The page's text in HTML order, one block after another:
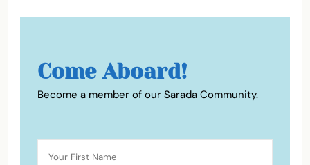
Come Aboard!
Become a member of our Sarada Community.